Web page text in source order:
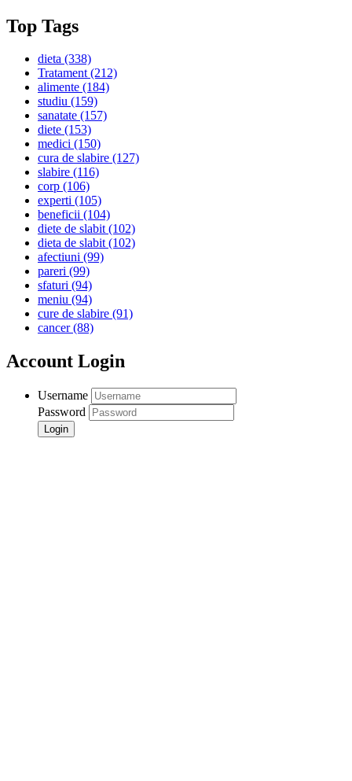
Top Tags
dieta (338)
Tratament(212)
alimente (184)
studiu (159)
sanatate (157)
diete (153)
medici (150)
cura de slabire (127)
slabire (116)
corp (106)
experti (105)
beneficii (104)
diete de slabit(102)
dieta de slabit(102)
afectiuni (99)
pareri (99)
sfaturi (94)
meniu (94)
cure de slabire (91)
cancer(88)
Account Login
Username
Password